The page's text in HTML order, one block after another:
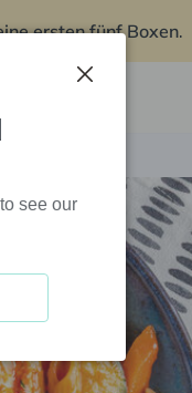
ersten fünf Boxen.
see our